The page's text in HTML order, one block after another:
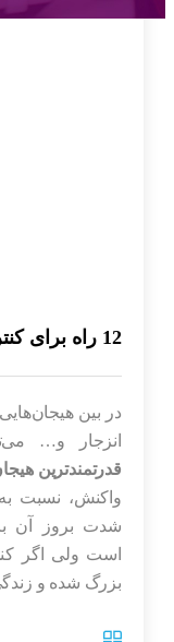
در بین هیجان‌هایی
انزجار و…
قدرتمندترین هیجان‌ها
واکنش، نسبت به
شدت بروز آن بر
است ولی اگر کنترل
بزرگ شده و زندگی